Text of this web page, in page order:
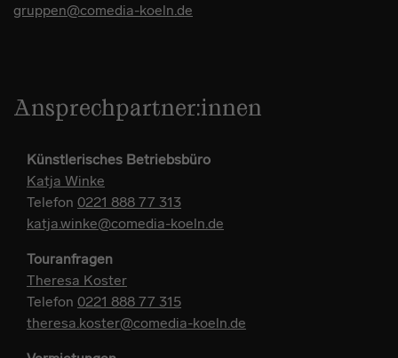
gruppen@comedia-koeln.de
Ansprechpartner:innen
Künstlerisches Betriebsbüro
Katja Winke
Telefon 0221 888 77 313
katja.winke@comedia-koeln.de
Touranfragen
Theresa Koster
Telefon 0221 888 77 315
theresa.koster@comedia-koeln.de